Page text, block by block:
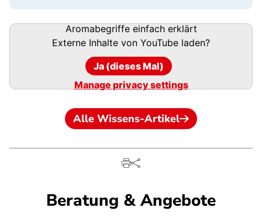
Aromabegriffe einfach erklärt
Externe Inhalte von YouTube laden?
Ja (dieses Mal)
Manage privacy settings
Alle Wissens-Artikel
Beratung & Angebote